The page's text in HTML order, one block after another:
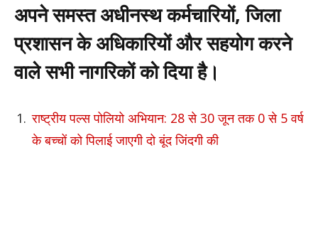
अपने समस्त अधीनस्थ कर्मचारियों, जिला
प्रशासन के अधिकारियों और सहयोग करने
वाले सभी नागरिकों को दिया है।
राष्ट्रीय पल्स पोलियो अभियान: 28 से 30 जून तक 0 से 5 वर्ष
के बच्चों को पिलाई जाएगी दो बूंद जिंदगी की